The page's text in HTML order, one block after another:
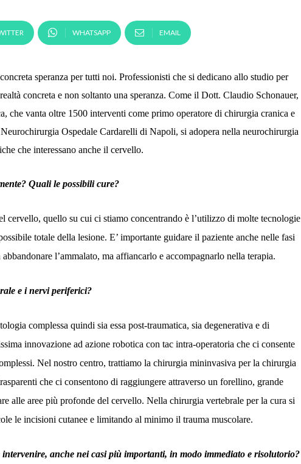
WHATSAPP EMAIL
speranza per tutti noi. Professionisti che si dedicano allo studio per
concreta e non soltanto una speranza. Come il Dott. Claudio Schonauer,
che vanta oltre 1500 interventi come primo operatore di chirurgia cranica e
Ospedale Cardarelli di Napoli, si adopera nella neurochirurgia
che interessano anche il cervello.
Quali le possibili cure?
cervello, quello su cui ci stiamo concentrando è l’utilizzo di molte tecnologie
totale della lesione. E’ importante guidare il paziente anche nelle fasi
l’ammalato, ma affiancarlo e accompagnarlo nella terapia.
e i nervi periferici?
complessa quindi sia essa post-traumatica, sia degenerativa e di
innovazione ad azione robotica con tac intra-operatoria che ci consente
Nel nostro centro, trattiamo la chirurgia mininvasiva per la chirurgia
che ci consentono di raggiungere attraverso un forellino, grande
alle aree più profonde del cervello. Nella chirurgia vertebrale per la cura si
le incisioni cutanee e limitando al minimo il trauma muscolare.
anche nei casi più importanti, in modo immediato e risolutorio?